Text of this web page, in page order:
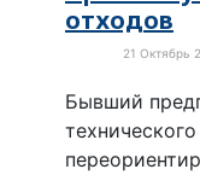
отходов
21 Октябрь
Бывший